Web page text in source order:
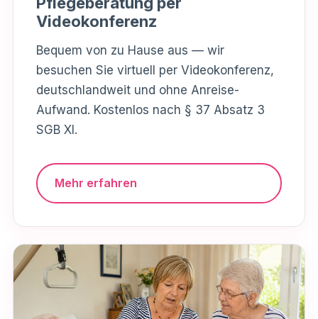
Videokonferenz
Bequem von zu Hause aus — wir
besuchen Sie virtuell per Videokonferenz,
deutschlandweit und ohne Anreise-
Aufwand. Kostenlos nach § 37 Absatz 3
SGB XI.
Mehr erfahren